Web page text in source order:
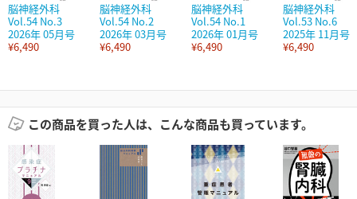
脳神経外科
Vol.54 No.3
2026年 05月号
¥6,490
脳神経外科
Vol.54 No.2
2026年 03月号
¥6,490
脳神経外科
Vol.54 No.1
2026年 01月号
¥6,490
脳神経外科
Vol.53 No.6
2025年 11月号
¥6,490
この商品を買った人は、こんな商品も買っています。